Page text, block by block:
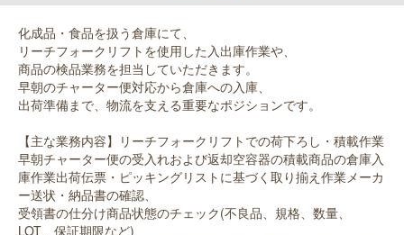
化成品・食品を扱う倉庫にて、
リーチフォークリフトを使用した入出庫作業や、
商品の検品業務を担当していただきます。
早朝のチャーター便対応から倉庫への入庫、
出荷準備まで、物流を支える重要なポジションです。
【主な業務内容】リーチフォークリフトでの荷下ろし・積載作業
早朝チャーター便の受入れおよび返却空容器の積載商品の倉庫入
庫作業出荷伝票・ピッキングリストに基づく取り揃え作業メーカ
ー送状・納品書の確認、
受領書の仕分け商品状態のチェック(不良品、規格、数量、
LOT、保証期限など)